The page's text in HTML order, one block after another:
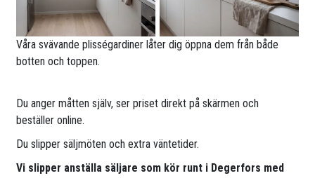
Våra svävande plisségardiner låter dig öppna dem från både
botten och toppen.
Du anger måtten själv, ser priset direkt på skärmen och
beställer online.
Du slipper säljmöten och extra väntetider.
Vi slipper anställa säljare som kör runt i Degerfors med